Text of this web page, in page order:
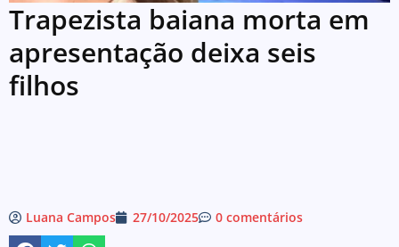
Trapezista baiana morta em
apresentação deixa seis
filhos
Luana Campos 27/10/2025 0 comentários